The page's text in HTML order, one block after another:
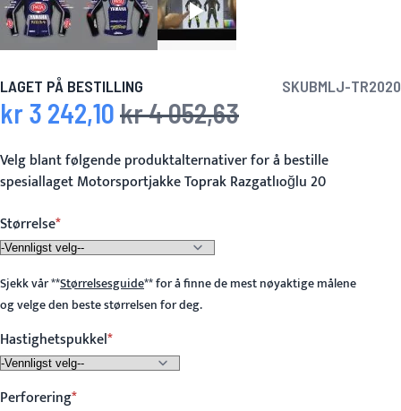
LAGET PÅ BESTILLING SKUBMLJ-TR2020
Spesialpris
kr 3 242,10 Vanlig pris
kr 4 052,63
Velg blant følgende produktalternativer for å bestille
spesiallaget Motorsportjakke Toprak Razgatlıoğlu 20
Størrelse
Sjekk vår**Størrelsesguide**for å finne de mest nøyaktige målene
og velge den beste størrelsen for deg.
Hastighetspukkel
Perforering